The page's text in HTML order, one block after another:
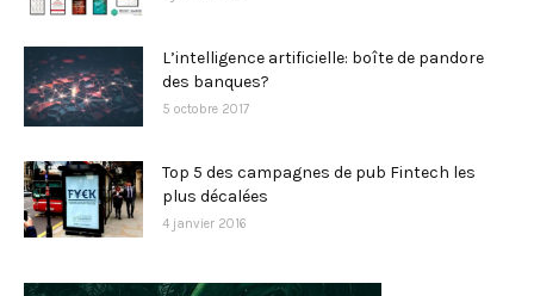
L’intelligence artificielle: boîte de pandore
des banques?
5 octobre 2017
Top 5 des campagnes de pub Fintech les
plus décalées
4 janvier 2016